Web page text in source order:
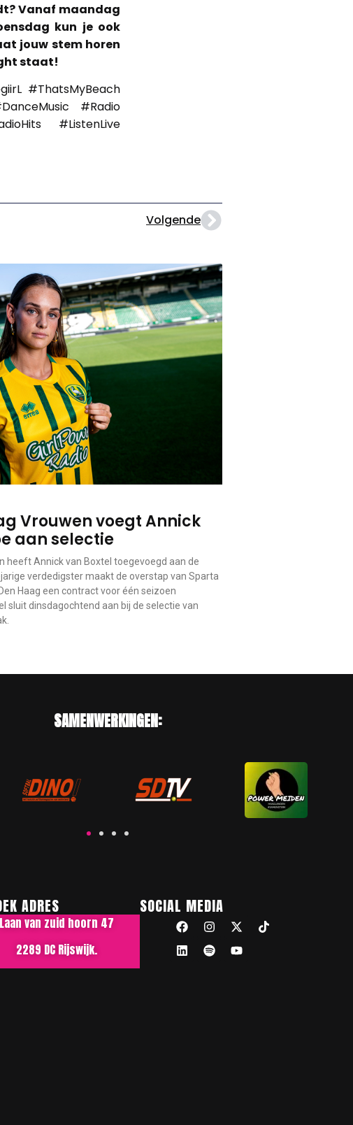
Vanaf maandag
kun je ook
jouw stem horen
staat!
#ThatsMyBeach
#Radio
#ListenLive
Volgende
Vrouwen voegt Annick
aan selectie
heeft Annick van Boxtel toegevoegd aan de
verdedigster maakt de overstap van Sparta
Haag een contract voor één seizoen
sluit dinsdagochtend aan bij de selectie van
SAMENWERKINGEN:
ADRES
Laan van zuid hoorn 47
2289 DC Rijswijk.
SOCIAL MEDIA